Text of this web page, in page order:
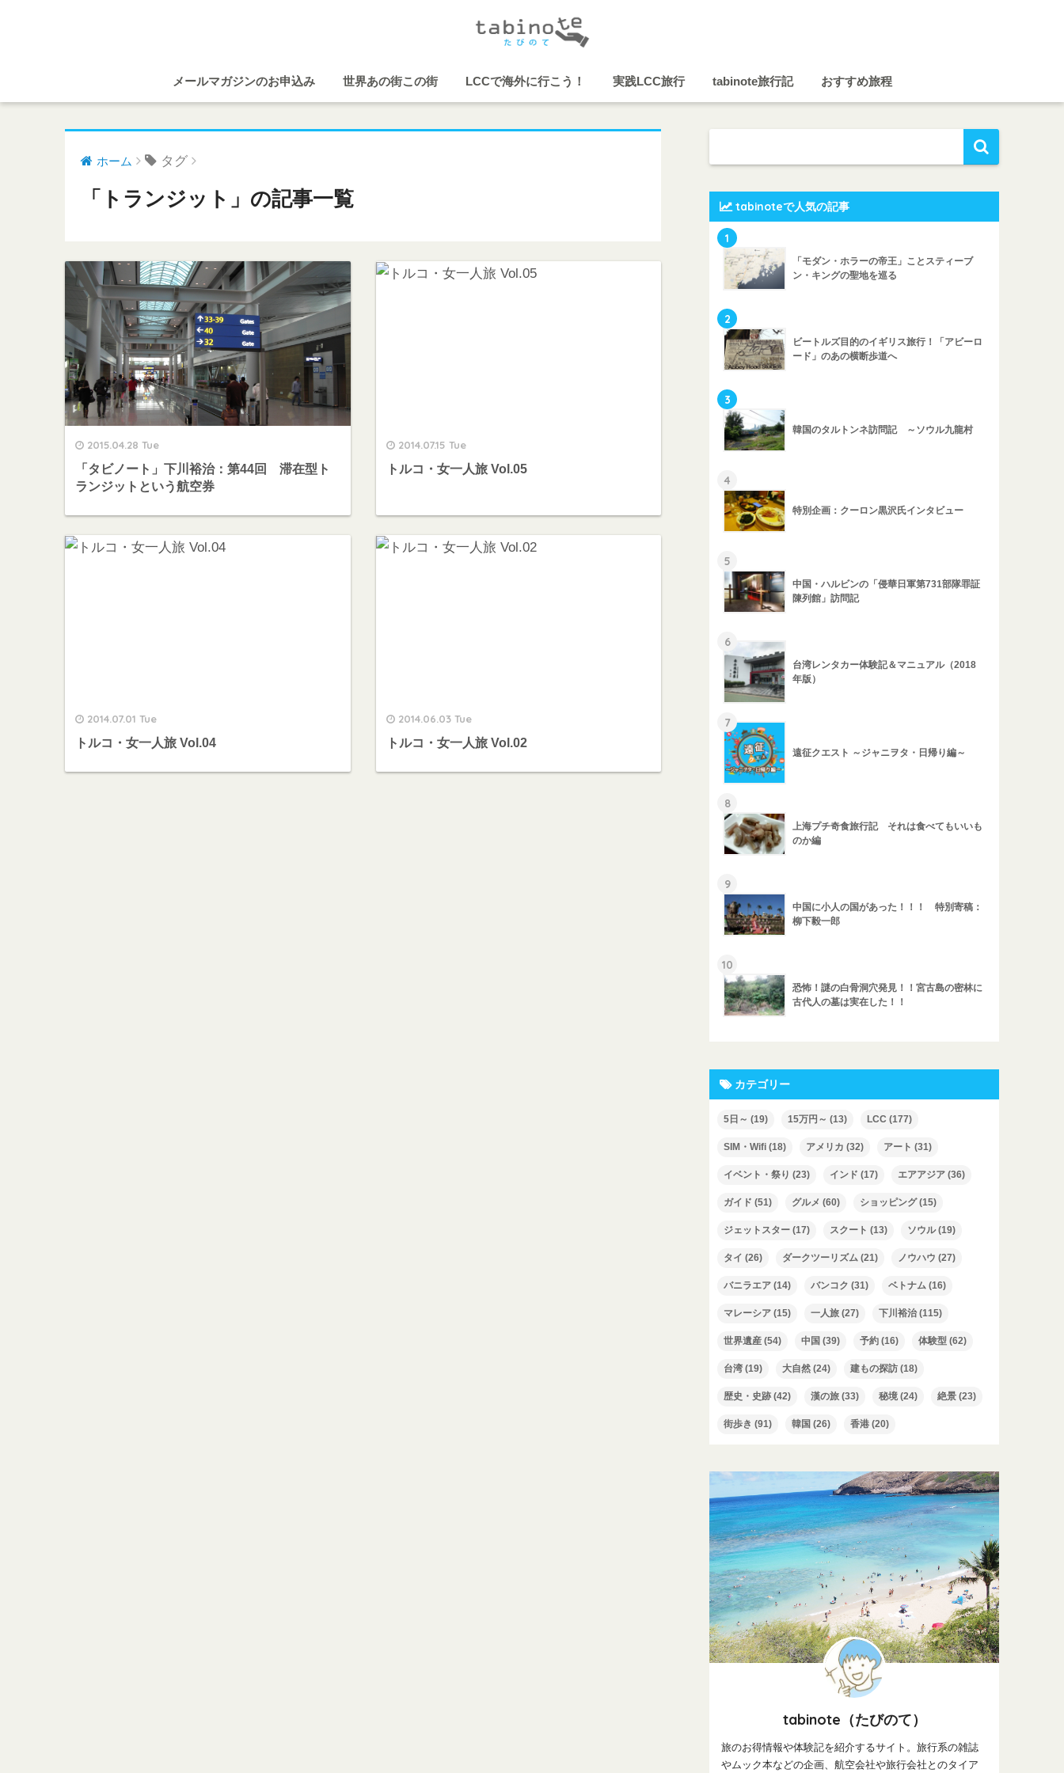
メールマガジンのお申込み 世界あの街この街 LCCで海外に行こう！ 実践LCC旅行 tabinote旅行記 おすすめ旅程
ホーム タグ
「トランジット」の記事一覧
2015.04.28 Tue
「タビノート」下川裕治：第44回 滞在型ト
ランジットという航空券
2014.07.15 Tue
トルコ・女一人旅 Vol.05
2014.07.01 Tue
トルコ・女一人旅 Vol.04
2014.06.03 Tue
トルコ・女一人旅 Vol.02
tabinoteで人気の記事
1
「モダン・ホラーの帝王」ことスティーブ
ン・キングの聖地を巡る
2
ビートルズ目的のイギリス旅行！「アビーロ
ード」のあの横断歩道へ
3
韓国のタルトンネ訪問記 ～ソウル九龍村
4
特別企画：クーロン黒沢氏インタビュー
5
中国・ハルビンの「侵華日軍第731部隊罪証
陳列館」訪問記
6
台湾レンタカー体験記＆マニュアル（2018
年版）
7
遠征クエスト ～ジャニヲタ・日帰り編～
8
上海プチ奇食旅行記 それは食べてもいいも
のか編
9
中国に小人の国があった！！！ 特別寄稿：
柳下毅一郎
10
恐怖！謎の白骨洞穴発見！！宮古島の密林に
古代人の墓は実在した！！
カテゴリー
5日～ (19) 15万円～ (13) LCC (177)
SIM・Wifi (18) アメリカ (32) アート (31)
イベント・祭り (23) インド (17) エアアジア (36)
ガイド (51) グルメ (60) ショッピング(15)
ジェットスター (17) スクート (13) ソウル(19)
タイ (26) ダークツーリズム (21) ノウハウ (27)
バニラエア (14) バンコク (31) ベトナム (16)
マレーシア (15) 一人旅 (27) 下川裕治(115)
世界遺産 (54) 中国 (39) 予約 (16) 体験型 (62)
台湾 (19) 大自然 (24) 建もの探訪 (18)
歴史・史跡 (42) 漢の旅 (33) 秘境 (24) 絶景 (23)
街歩き (91) 韓国 (26) 香港 (20)
tabinote（たびのて）
旅のお得情報や体験記を紹介するサイト。旅行系の雑誌
やムック本などの企画、航空会社や旅行会社とのタイア